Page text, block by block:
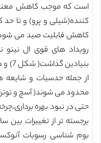
است که موجب کاهش معنی
کننده(شیلی و پرو) و تا حد
از جمله حدسیات و
محدود می شوند( آسچ و توتراس 2004، آسچ و
حتی در نبود بهره
برجسته تر از تغییرات بین
بوم شناسی رسوبات